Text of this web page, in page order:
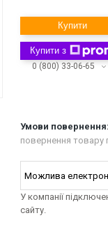
Купити
Купити з
0 (800) 33-06-65
повернення товару
У компанії
сайту.